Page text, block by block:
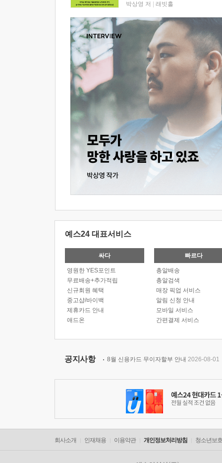
박상영 저 래빗홀
예스24 대표서비스
싸다
영원한 YES포인트
무료배송+추가적립
신규회원 혜택
중고샵/바이백
제휴카드 안내
애드온
빠르다
총알배송
총알검색
매장 픽업 서비스
알림 신청 안내
모바일 서비스
간편결제 서비스
공지사항 8월 신용카드 무이자할부 안내 2026-08-01
회사소개 인재채용 이용약관 개인정보처리방침 청소년보